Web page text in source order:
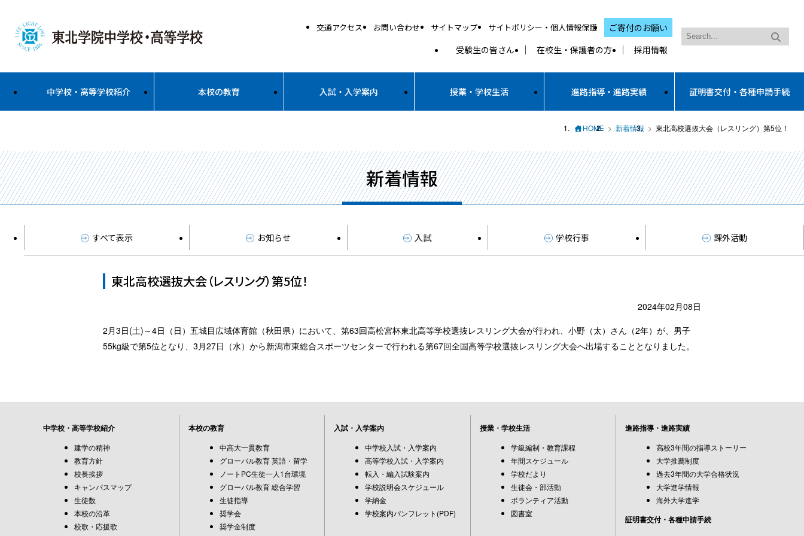
交通アクセス お問い合わせ サイトマップ サイトポリシー・個人情報保護
ご寄付のお願い
受験生の皆さん
在校生・保護者の方 採用情報
中学校・高等学校紹介 本校の教育 入試・入学案内 授業・学校生活 進路指導・進路実績 証明書交付・各種申請手続
HOME 新着情報 東北高校選抜大会（レスリング）第5位！
新着情報
すべて表示 お知らせ 入試 学校行事 課外活動
東北高校選抜大会（レスリング）第5位！
2024年02月08日
2月3日(土)～4日（日）五城目広域体育館（秋田県）において、第63回高松宮杯東北高等学校選抜レスリング大会が行われ、小野（太）さん（2年）が、男子
55kg級で第5位となり、3月27日（水）から新潟市東総合スポーツセンターで行われる第67回全国高等学校選抜レスリング大会へ出場することとなりました。
中学校・高等学校紹介
建学の精神
教育方針
校長挨拶
キャンパスマップ
生徒数
本校の沿革
校歌・応援歌
本校の教育
中高大一貫教育
グローバル教育 英語・留学
ノートPC生徒一人1台環境
グローバル教育 総合学習
生徒指導
奨学会
奨学金制度
入試・入学案内
中学校入試・入学案内
高等学校入試・入学案内
転入・編入試験案内
学校説明会スケジュール
学納金
学校案内パンフレット(PDF)
授業・学校生活
学級編制・教育課程
年間スケジュール
学校だより
生徒会・部活動
ボランティア活動
図書室
進路指導・進路実績
高校3年間の指導ストーリー
大学推薦制度
過去3年間の大学合格状況
大学進学情報
海外大学進学
証明書交付・各種申請手続